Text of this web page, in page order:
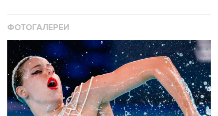
ФОТОГАЛЕРЕИ